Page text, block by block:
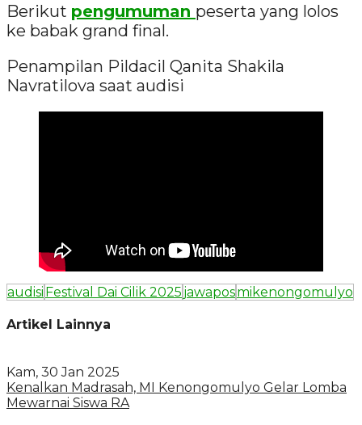
Berikut pengumuman peserta yang lolos
ke babak grand final.
Penampilan Pildacil Qanita Shakila
Navratilova saat audisi
audisi Festival Dai Cilik 2025 jawaposmikenongomulyo
Artikel Lainnya
Kam, 30 Jan 2025
Kenalkan Madrasah, MI Kenongomulyo Gelar Lomba
Mewarnai Siswa RA